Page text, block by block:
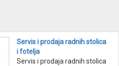
Servis i prodaja radnih stolica
i fotelja
Servis i prodaja radnih stolica